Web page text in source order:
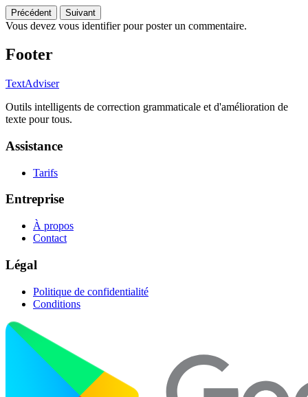
Précédent Suivant
Vous devez vous identifier pour poster un commentaire.
Footer
TextAdviser
Outils intelligents de correction grammaticale et d'amélioration de
texte pour tous.
Assistance
Tarifs
Entreprise
À propos
Contact
Légal
Politique de confidentialité
Conditions